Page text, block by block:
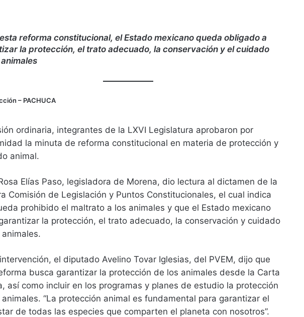
reforma constitucional, el Estado mexicano queda obligado a
la protección, el trato adecuado, la conservación y el cuidado
– PACHUCA
ordinaria, integrantes de la LXVI Legislatura aprobaron por
la minuta de reforma constitucional en materia de protección y
animal.
Elías Paso, legisladora de Morena, dio lectura al dictamen de la
Comisión de Legislación y Puntos Constitucionales, el cual indica
prohibido el maltrato a los animales y que el Estado mexicano
la protección, el trato adecuado, la conservación y cuidado
el diputado Avelino Tovar Iglesias, del PVEM, dijo que
busca garantizar la protección de los animales desde la Carta
así como incluir en los programas y planes de estudio la protección
“La protección animal es fundamental para garantizar el
de todas las especies que comparten el planeta con nosotros”.